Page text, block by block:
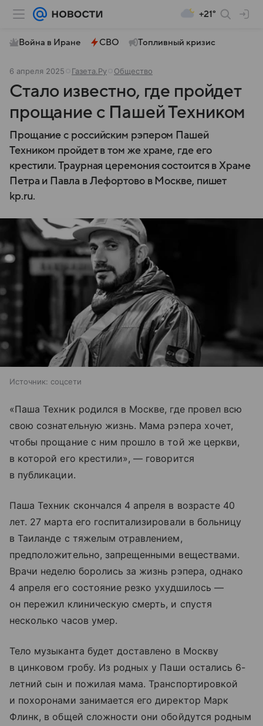
+21°
Война в Иране СВО Топливный кризис
6 апреля 2025 Газета.Ру Общество
Стало известно, где пройдет
прощание с Пашей Техником
Прощание с российским рэпером Пашей
Техником пройдет в том же храме, где его
крестили. Траурная церемония состоится в Храме
Петра и Павла в Лефортово в Москве, пишет
kp.ru.
Источник: соцсети
«Паша Техник родился в Москве, где провел всю
свою сознательную жизнь. Мама рэпера хочет,
чтобы прощание с ним прошло в той же церкви,
в которой его крестили», — говорится
в публикации.
Паша Техник скончался 4 апреля в возрасте 40
лет. 27 марта его госпитализировали в больницу
в Таиланде с тяжелым отравлением,
предположительно, запрещенными веществами.
Врачи неделю боролись за жизнь рэпера, однако
4 апреля его состояние резко ухудшилось —
он пережил клиническую смерть, и спустя
несколько часов умер.
Тело музыканта будет доставлено в Москву
в цинковом гробу. Из родных у Паши остались 6-
летний сын и пожилая мама. Транспортировкой
и похоронами занимается его директор Марк
Флинк, в общей сложности они обойдутся родным